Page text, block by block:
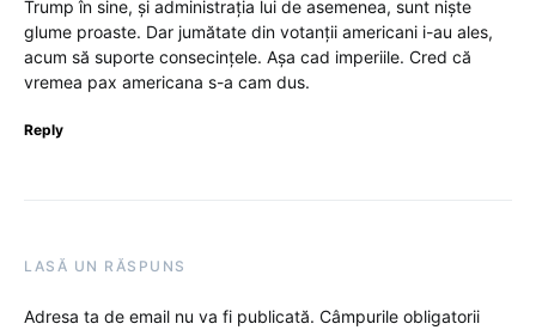
Trump în sine, și administrația lui de asemenea, sunt niște
glume proaste. Dar jumătate din votanții americani i-au ales,
acum să suporte consecințele. Așa cad imperiile. Cred că
vremea pax americana s-a cam dus.
Reply
LASĂ UN RĂSPUNS
Adresa ta de email nu va fi publicată. Câmpurile obligatorii